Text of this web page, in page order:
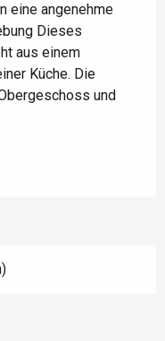
eine angenehme
Dieses
aus einem
Küche. Die
und